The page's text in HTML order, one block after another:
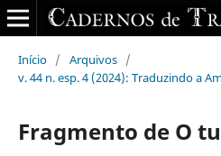
Início / Arquivos /
v. 44 n. esp. 4 (2024): Traduzindo a
Fragmento de O